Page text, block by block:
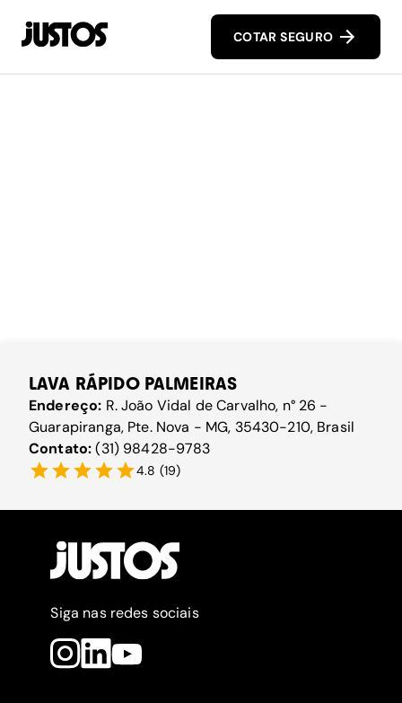
COTAR SEGURO
LAVA RÁPIDO PALMEIRAS
Endereço: R. João Vidal de Carvalho, n° 26 -
Guarapiranga, Pte. Nova - MG, 35430-210, Brasil
Contato:(31) 98428-9783
4.8 (19)
Siga nas redes sociais